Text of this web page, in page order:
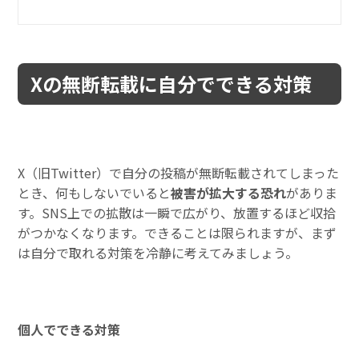
Xの無断転載に自分でできる対策
X（旧Twitter）で自分の投稿が無断転載されてしまった
とき、何もしないでいると被害が拡大する恐れがありま
す。SNS上での拡散は一瞬で広がり、放置するほど収拾
がつかなくなります。できることは限られますが、まず
は自分で取れる対策を冷静に考えてみましょう。
個人でできる対策